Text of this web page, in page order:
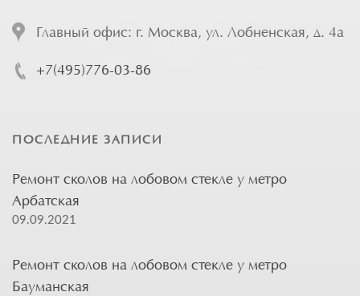
Главный офис: г. Москва, ул. Лобненская, д. 4а
+7(495)776-03-86
ПОСЛЕДНИЕ ЗАПИСИ
Ремонт сколов на лобовом стекле у метро
Арбатская
09.09.2021
Ремонт сколов на лобовом стекле у метро
Бауманская